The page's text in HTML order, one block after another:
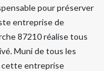
pour préserver
entreprise de
87210 réalise tous
Muni de tous les
cette entreprise